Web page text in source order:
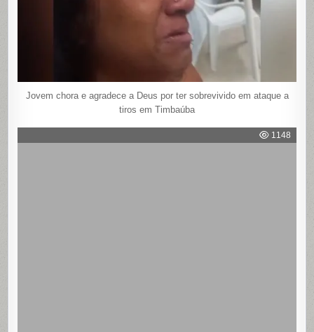
Jovem chora e agradece a Deus por ter sobrevivido em ataque a
tiros em Timbaúba
1148